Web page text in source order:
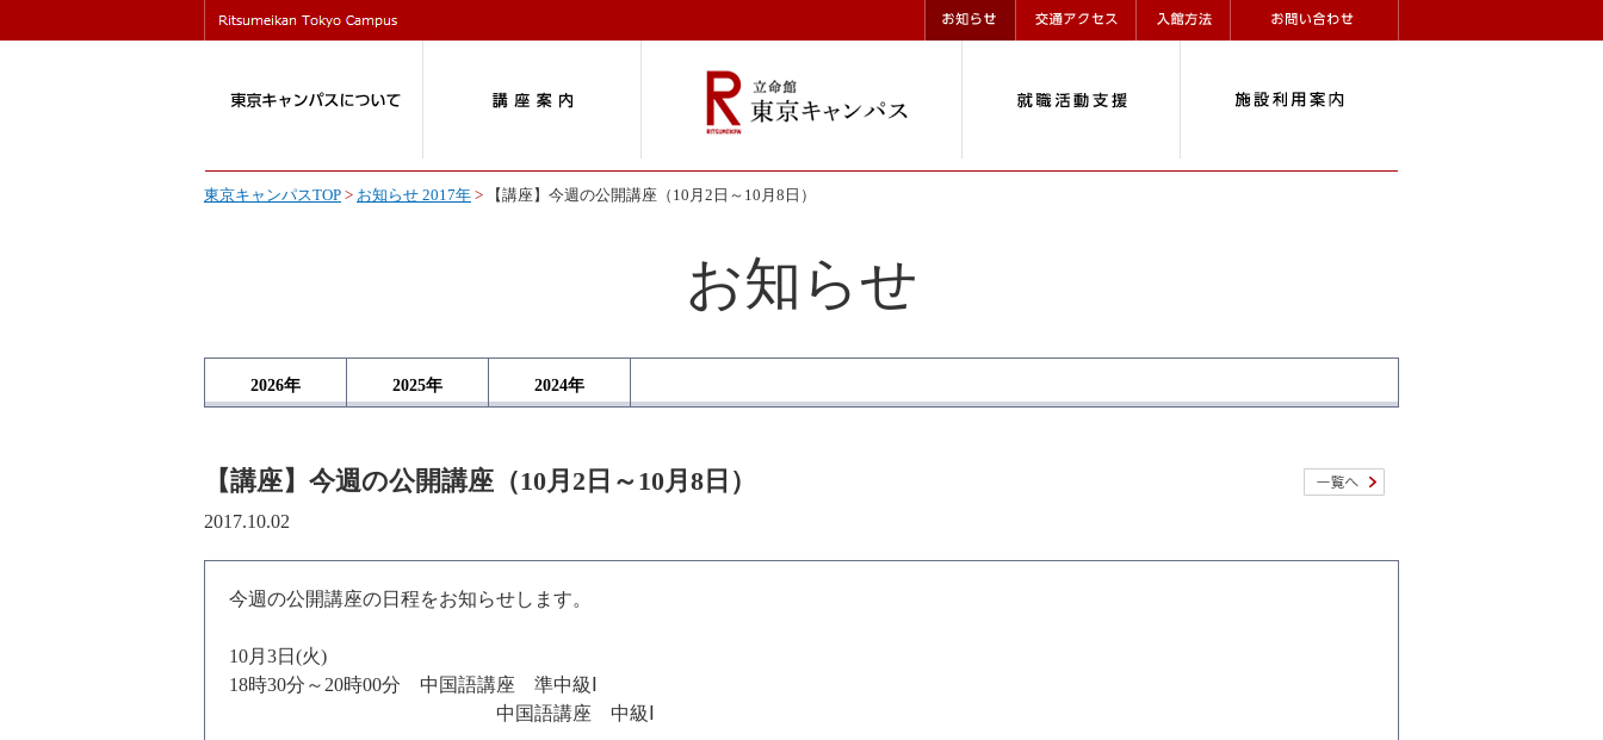
東京キャンパスTOP > お知らせ 2017年 > 【講座】今週の公開講座（10月2日～10月8日）
お知らせ
2026年 2025年 2024年
【講座】今週の公開講座（10月2日～10月8日）
2017.10.02
今週の公開講座の日程をお知らせします。
10月3日(火)
18時30分～20時00分 中国語講座 準中級Ⅰ
中国語講座 中級Ⅰ